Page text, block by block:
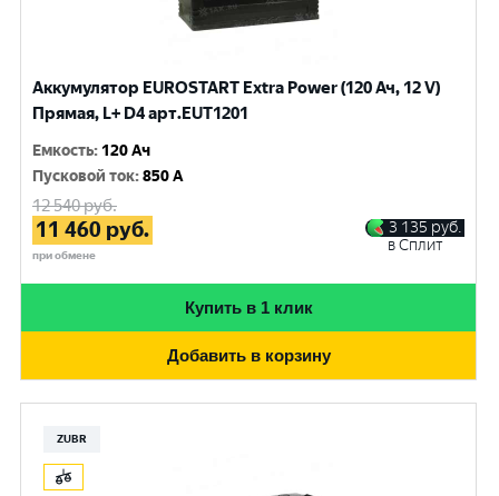
Аккумулятор EUROSTART Extra Power (120 Ач, 12 V)
Прямая, L+ D4 арт.EUT1201
Емкость: 120 Ач
Пусковой ток:850 A
12 540руб.
11 460 руб.
при обмене
3 135 руб.
в Сплит
Купить в 1 клик
Добавить в корзину
ZUBR